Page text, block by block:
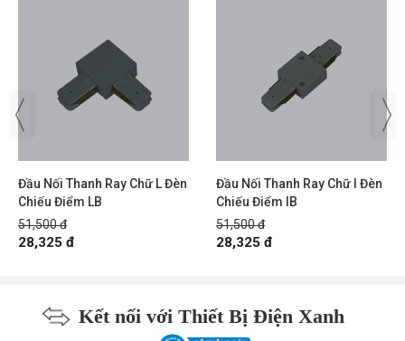
Đầu Nối Thanh Ray Chữ L Đèn
Chiếu Điểm LB
51,500 đ
28,325 đ
Đầu Nối Thanh Ray Chữ I Đèn
Chiếu Điểm IB
51,500 đ
28,325 đ
Kết nối với Thiết Bị Điện Xanh